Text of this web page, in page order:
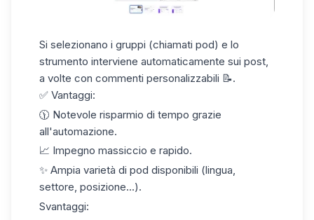
Si selezionano i gruppi (chiamati pod) e lo
strumento interviene automaticamente sui post,
a volte con commenti personalizzabili 📝.
✅ Vantaggi:
🕦 Notevole risparmio di tempo grazie
all'automazione.
📈 Impegno massiccio e rapido.
✨ Ampia varietà di pod disponibili (lingua,
settore, posizione...).
Svantaggi: